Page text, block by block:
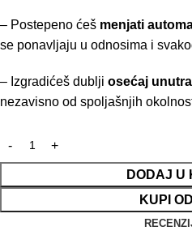
– Postepeno ćeš menjati
se ponavljaju u odnosima i
– Izgradićeš dublji osećaj
nezavisno od spoljašnjih
DODAJ U
KUPI